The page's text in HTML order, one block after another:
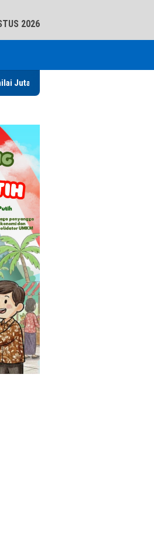
2026
Kapolres Ajak Warga Tabuh